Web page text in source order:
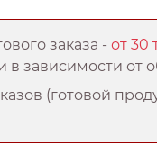
заказа -от 30
в зависимости от
(готовой